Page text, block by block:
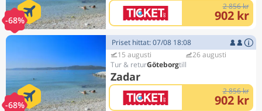
-68%
2 856 kr
902 kr
-68%
Priset hittat: 07/08 18:08
15 augusti
Göteborg
Zadar
26 augusti
2 856 kr
902 kr